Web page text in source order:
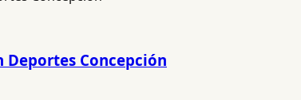
Deportes Concepción